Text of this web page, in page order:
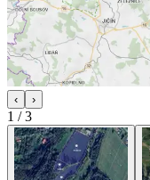
‹ ›
1 /3